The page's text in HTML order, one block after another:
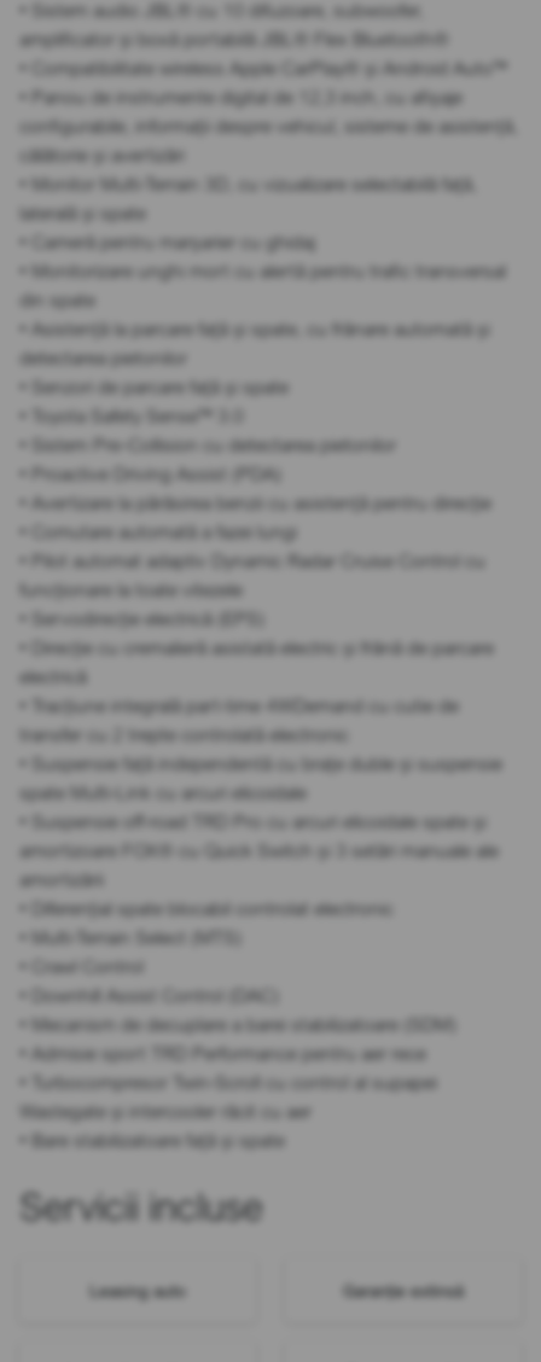
• Sistem audio JBL® cu 10 difuzoare, subwoofer,
amplificator și boxă portabilă JBL® Flex Bluetooth®
• Compatibilitate wireless Apple CarPlay® și Android Auto™
• Panou de instrumente digital de 12,3 inch, cu afișaje
configurabile, informații despre vehicul, sisteme de asistență,
călătorie și avertizări
• Monitor Multi-Terrain 3D, cu vizualizare selectabilă față,
laterală și spate
• Cameră pentru marșarier cu ghidaj
• Monitorizare unghi mort cu alertă pentru trafic transversal
din spate
• Asistență la parcare față și spate, cu frânare automată și
detectarea pietonilor
• Senzori de parcare față și spate
• Toyota Safety Sense™ 3.0
• Sistem Pre-Collision cu detectarea pietonilor
• Proactive Driving Assist (PDA)
• Avertizare la părăsirea benzii cu asistență pentru direcție
• Comutare automată a fazei lungi
• Pilot automat adaptiv Dynamic Radar Cruise Control cu
funcționare la toate vitezele
• Servodirecție electrică (EPS)
• Direcție cu cremalieră asistată electric și frână de parcare
electrică
• Tracțiune integrală part-time 4WDemand cu cutie de
transfer cu 2 trepte controlată electronic
• Suspensie față independentă cu brațe duble și suspensie
spate Multi-Link cu arcuri elicoidale
• Suspensie off-road TRD Pro cu arcuri elicoidale spate și
amortizoare FOX® cu Quick Switch și 3 setări manuale ale
amortizării
• Diferențial spate blocabil controlat electronic
• Multi-Terrain Select (MTS)
• Crawl Control
• Downhill Assist Control (DAC)
• Mecanism de decuplare a barei stabilizatoare (SDM)
• Admisie sport TRD Performance pentru aer rece
• Turbocompresor Twin-Scroll cu control al supapei
Wastegate și intercooler răcit cu aer
• Bare stabilizatoare față și spate
Servicii incluse
Leasing auto Garanție extinsă